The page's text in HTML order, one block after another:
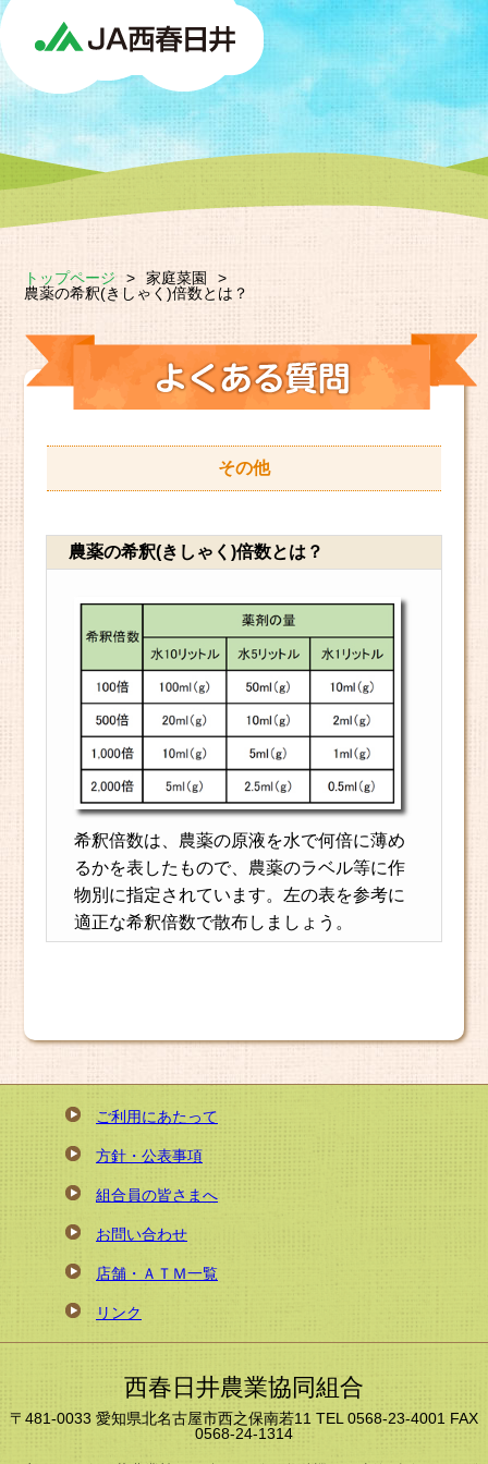
トップページ > 家庭菜園
>
農薬の希釈(きしゃく)倍数とは？
その他
農薬の希釈(きしゃく)倍数とは？
希釈倍数は、農薬の原液を水で何倍に薄め
るかを表したもので、農薬のラベル等に作
物別に指定されています。左の表を参考に
適正な希釈倍数で散布しましょう。
ご利用にあたって
方針・公表事項
組合員の皆さまへ
お問い合わせ
店舗・ＡＴＭ一覧
リンク
西春日井農業協同組合
〒481-0033 愛知県北名古屋市西之保南若11 TEL 0568-23-4001 FAX
0568-24-1314